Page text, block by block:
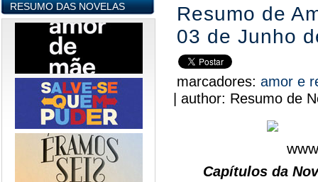
RESUMO DAS NOVELAS
Resumo de
03 de Junho
marcadores: amor e
| author: Resumo de
Capítulos da